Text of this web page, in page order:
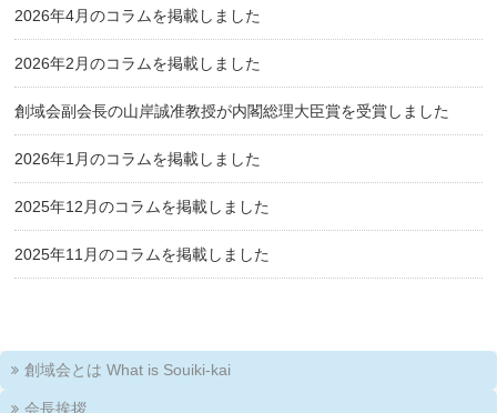
2026年4月のコラムを掲載しました
2026年2月のコラムを掲載しました
創域会副会長の山岸誠准教授が内閣総理大臣賞を受賞しました
2026年1月のコラムを掲載しました
2025年12月のコラムを掲載しました
2025年11月のコラムを掲載しました
創域会とは What is Souiki-kai
会長挨拶